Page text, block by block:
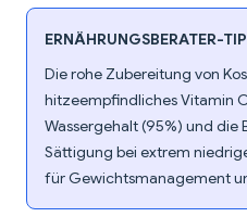
ERNÄHRUNGSBERATER-
Die rohe Zubereitung von
hitzeempfindliches Vitamin
Wassergehalt (95%) und
Sättigung bei extrem
für Gewichtsmanagement